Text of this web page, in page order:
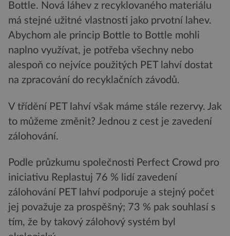
Bottle. Nová láhev z recyklovaného materiálu
má stejné užitné vlastnosti jako prvotní lahev.
Abychom ale princip Bottle to Bottle mohli
naplno využívat, je potřeba všechny nebo
alespoň co nejvíce použitých PET lahví dostat
na zpracování do recyklačních závodů.
V třídění PET lahví však máme stále rezervy. Jak
to můžeme změnit? Jednou z cest je zavedení
zálohování.
Podle průzkumu společnosti Perfect Crowd pro
iniciativu Replastuj 76 % lidí zavedení
zálohování PET lahví podporuje a stejný počet
jej považuje za prospěšný; 73 % pak souhlasí s
tím, že by takový zálohový systém byl